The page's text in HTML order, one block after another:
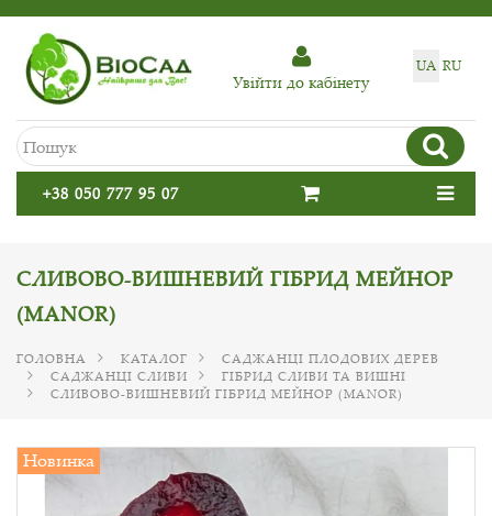
UA RU
Увiйти до кабiнету
+38 050 777 95 07
СЛИВОВО-ВИШНЕВИЙ ГІБРИД МЕЙНОР
(MANOR)
ГОЛОВНА КАТАЛОГ
САДЖАНЦІ ПЛОДОВИХ ДЕРЕВ
САДЖАНЦІ СЛИВИ
ГІБРИД СЛИВИ ТА ВИШНІ
СЛИВОВО-ВИШНЕВИЙ ГІБРИД МЕЙНОР (MANOR)
Новинка